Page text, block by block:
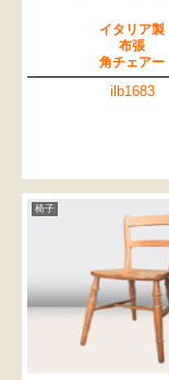
イタリア製
布張
角チェアー
ilb1683
椅子